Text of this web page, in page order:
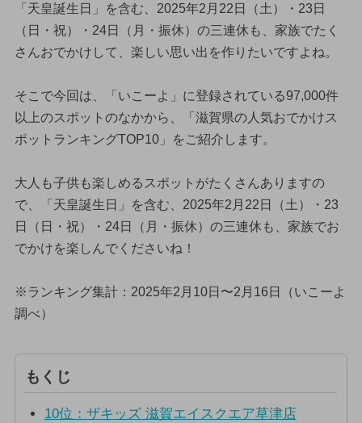
「天皇誕生日」を含む、2025年2月22日（土）・23日
（日・祝）・24日（月・振休）の三連休も、家族でたく
さんおでかけして、楽しい思い出を作りたいですよね。
そこで今回は、「いこーよ」に登録されている97,000件
以上のスポットのなかから、「滋賀県の人気おでかけス
ポットランキングTOP10」をご紹介します。
大人も子供も楽しめるスポットがたくさんありますの
で、「天皇誕生日」を含む、2025年2月22日（土）・23
日（日・祝）・24日（月・振休）の三連休も、家族でお
でかけを楽しんでくださいね！
※ランキング集計：2025年2月10日〜2月16日（いこーよ
調べ）
もくじ
10位：ザキッズ 滋賀エイスクエア草津店